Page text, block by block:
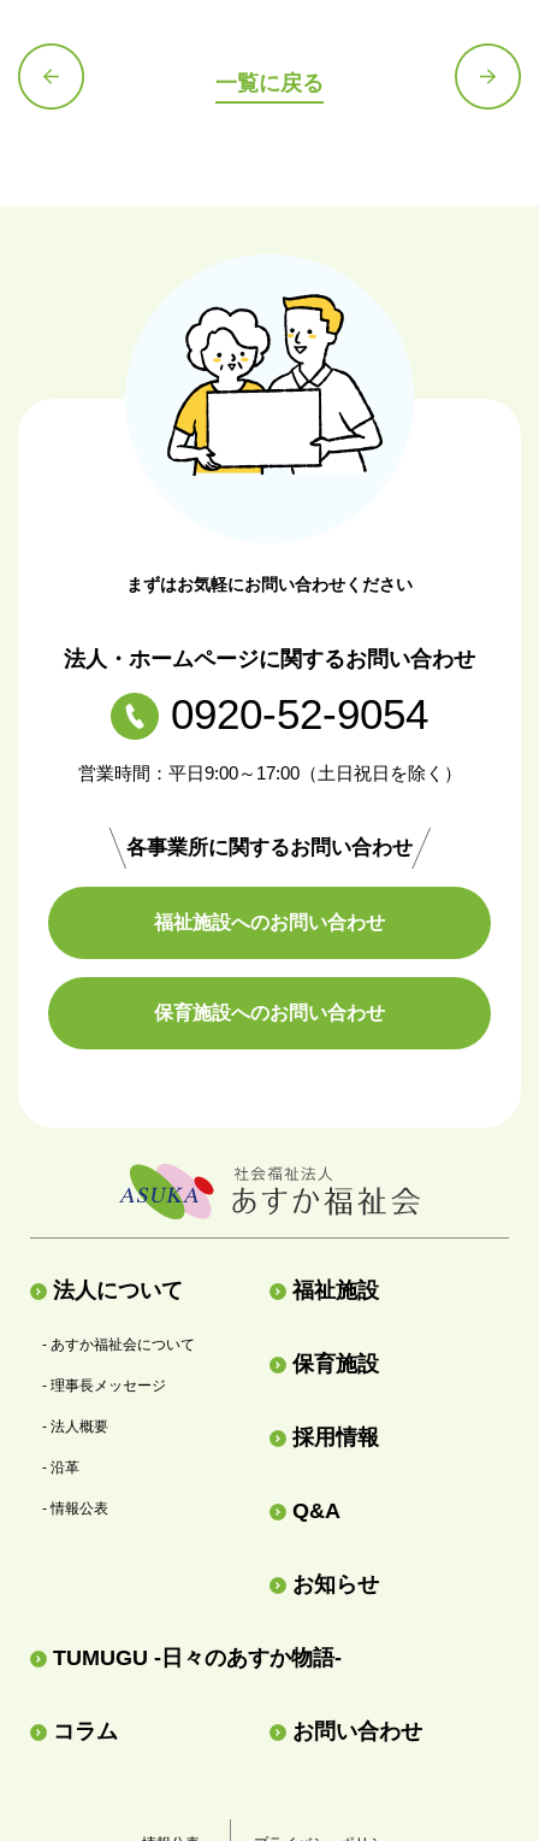
一覧に戻る
まずはお気軽にお問い合わせください
法人・ホームページに関するお問い合わせ
0920-52-9054
営業時間：平日9:00～17:00（土日祝日を除く）
各事業所に関するお問い合わせ
福祉施設へのお問い合わせ
保育施設へのお問い合わせ
法人について
- あすか福祉会について
- 理事長メッセージ
- 法人概要
- 沿革
- 情報公表
福祉施設
保育施設
採用情報
Q&A
お知らせ
TUMUGU -日々のあすか物語-
コラム お問い合わせ